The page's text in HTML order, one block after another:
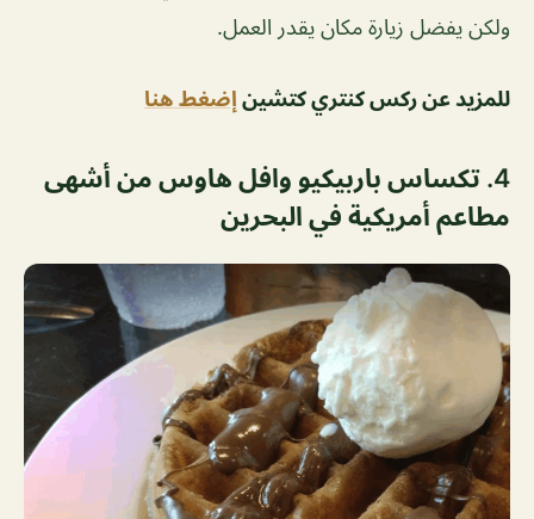
ولكن يفضل زيارة مكان يقدر العمل.
للمزيد عن ركس كنتري كتشين إضغط هنا
4. تكساس باربيكيو وافل هاوس من أشهى
مطاعم أمريكية في البحرين